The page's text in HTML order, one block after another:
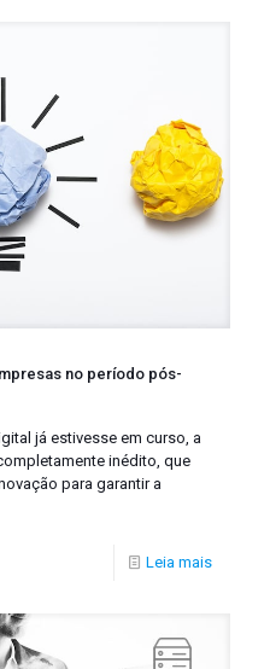
no período pós-
já estivesse em curso, a
inédito, que
para garantir a
Leia mais